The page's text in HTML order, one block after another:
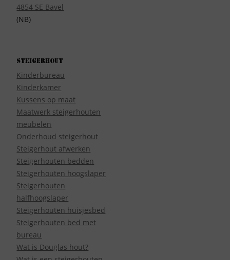
4854 SE Bavel
(NB)
Steigerhout
Kinderbureau
Kinderkamer
Kussens op maat
Maatwerk steigerhouten
meubelen
Onderhoud steigerhout
Steigerhout afwerken
Steigerhouten bedden
Steigerhouten hoogslaper
Steigerhouten
halfhoogslaper
Steigerhouten huisjesbed
Steigerhouten bed met
bureau
Wat is Douglas hout?